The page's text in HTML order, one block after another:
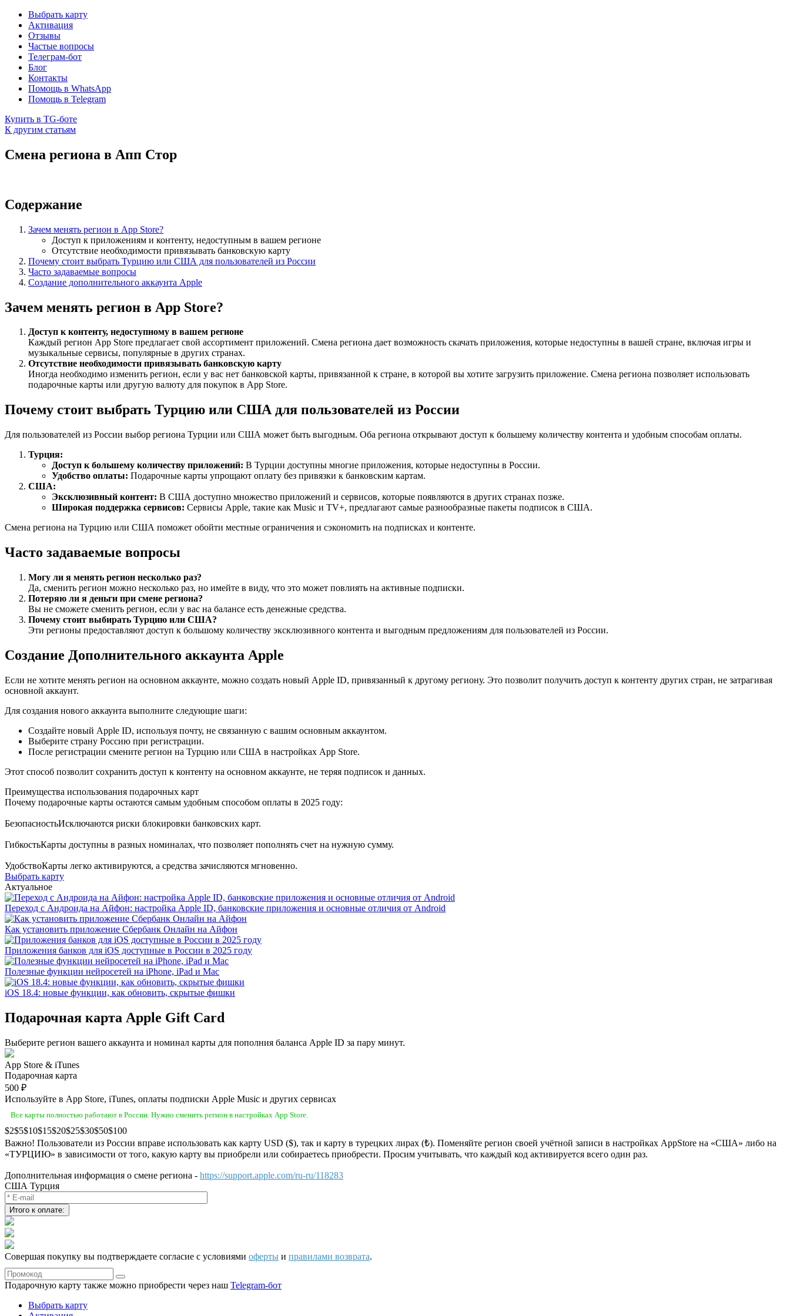
Выбрать карту
Активация
Отзывы
Частые вопросы
Телеграм-бот
Блог
Контакты
Помощь в WhatsApp
Помощь в Telegram
Купить в TG-боте
К другим статьям
Смена региона в Апп Стор
Содержание
Зачем менять регион в App Store?
Доступ к приложениям и контенту, недоступным в вашем регионе
Отсутствие необходимости привязывать банковскую карту
Почему стоит выбрать Турцию или США для пользователей из России
Часто задаваемые вопросы
Создание дополнительного аккаунта Apple
Зачем менять регион в App Store?
Доступ к контенту, недоступному в вашем регионе
Каждый регион App Store предлагает свой ассортимент приложений. Смена региона дает возможность скачать приложения, которые недоступны в вашей стране, включая игры и
музыкальные сервисы, популярные в других странах.
Отсутствие необходимости привязывать банковскую карту
Иногда необходимо изменить регион, если у вас нет банковской карты, привязанной к стране, в которой вы хотите загрузить приложение. Смена региона позволяет использовать
подарочные карты или другую валюту для покупок в App Store.
Почему стоит выбрать Турцию или США для пользователей из России
Для пользователей из России выбор региона Турции или США может быть выгодным. Оба региона открывают доступ к большему количеству контента и удобным способам оплаты.
Турция:
Доступ к большему количеству приложений: В Турции доступны многие приложения, которые недоступны в России.
Удобство оплаты: Подарочные карты упрощают оплату без привязки к банковским картам.
США:
Эксклюзивный контент: В США доступно множество приложений и сервисов, которые появляются в других странах позже.
Широкая поддержка сервисов: Сервисы Apple, такие как Music и TV+, предлагают самые разнообразные пакеты подписок в США.
Смена региона на Турцию или США поможет обойти местные ограничения и сэкономить на подписках и контенте.
Часто задаваемые вопросы
Могу ли я менять регион несколько раз?
Да, сменить регион можно несколько раз, но имейте в виду, что это может повлиять на активные подписки.
Потеряю ли я деньги при смене региона?
Вы не сможете сменить регион, если у вас на балансе есть денежные средства.
Почему стоит выбирать Турцию или США?
Эти регионы предоставляют доступ к большому количеству эксклюзивного контента и выгодным предложениям для пользователей из России.
Создание Дополнительного аккаунта Apple
Если не хотите менять регион на основном аккаунте, можно создать новый Apple ID, привязанный к другому региону. Это позволит получить доступ к контенту других стран, не затрагивая
основной аккаунт.
Для создания нового аккаунта выполните следующие шаги:
Создайте новый Apple ID, используя почту, не связанную с вашим основным аккаунтом.
Выберите страну Россию при регистрации.
После регистрации смените регион на Турцию или США в настройках App Store.
Этот способ позволит сохранить доступ к контенту на основном аккаунте, не теряя подписок и данных.
Преимущества использования подарочных карт
Почему подарочные карты остаются самым удобным способом оплаты в 2025 году:
БезопасностьИсключаются риски блокировки банковских карт.
ГибкостьКарты доступны в разных номиналах, что позволяет пополнять счет на нужную сумму.
УдобствоКарты легко активируются, а средства зачисляются мгновенно.
Выбрать карту
Актуальное
Переход с Андроида на Айфон: настройка Apple ID, банковские приложения и основные отличия от Android
Как установить приложение Сбербанк Онлайн на Айфон
Приложения банков для iOS доступные в России в 2025 году
Полезные функции нейросетей на iPhone, iPad и Mac
iOS 18.4: новые функции, как обновить, скрытые фишки
Подарочная карта Apple Gift Card
Выберите регион вашего аккаунта и номинал карты для пополния баланса Apple ID за пару минут.
App Store & iTunes
Подарочная карта
500 ₽
Используйте в App Store, iTunes, оплаты подписки Apple Music и других сервисах
Все карты полностью работают в России. Нужно сменить регион в настройках App Store.
2 5 10 15 20 25 30 50 100
Важно! Пользователи из России вправе использовать как карту USD ($), так и карту в турецких лирах (₺). Поменяйте регион своей учётной записи в настройках AppStore на «США» либо на
«ТУРЦИЮ» в зависимости от того, какую карту вы приобрели или собираетесь приобрести. Просим учитывать, что каждый код активируется всего один раз.
Дополнительная информация о смене региона - https://support.apple.com/ru-ru/118283
США Турция
Совершая покупку вы подтверждаете согласие с условиями оферты и правилами возврата.
Подарочную карту также можно приобрести через наш Telegram‑бот
Выбрать карту